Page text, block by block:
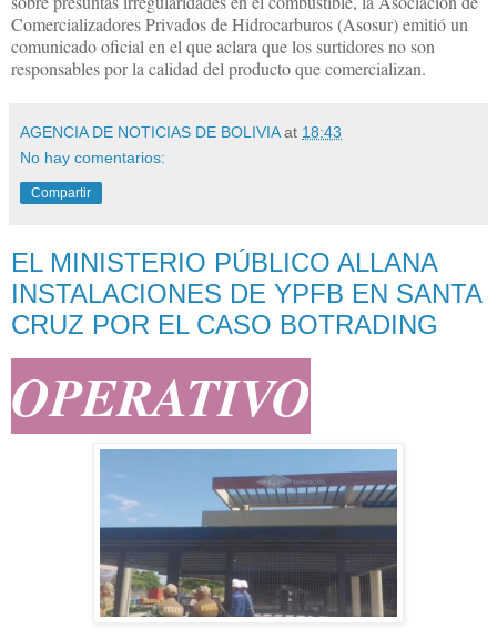
Comercializadores Privados de Hidrocarburos (Asosur) emitió un
comunicado oficial en el que aclara que los surtidores no son
responsables por la calidad del producto que comercializan.
AGENCIA DE NOTICIAS DE BOLIVIA at 18:43
No hay comentarios:
Compartir
EL MINISTERIO PÚBLICO ALLANA
INSTALACIONES DE YPFB EN SANTA
CRUZ POR EL CASO BOTRADING
OPERATIVO